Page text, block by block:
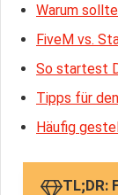
Warum
FiveM vs.
So startest
Tipps für
Häufig
TL;DR: